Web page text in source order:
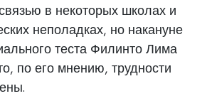
в некоторых школах и
неполадках, но накануне
теста Филинто Лима
по его мнению, трудности